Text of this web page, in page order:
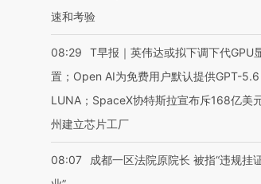
速和考验
08:29
T早报｜英伟达或拟下调下代GPU
置；Open AI为免费用户默认提供GPT-5.6
LUNA；SpaceX协特斯拉宣布斥168亿美
州建立芯片工厂
08:07
成都一区法院原院长 被指“违规挂